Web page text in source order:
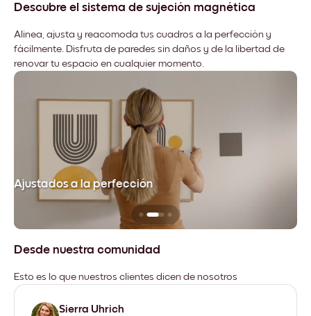
Descubre el sistema de sujeción magnética
Alinea, ajusta y reacomoda tus cuadros a la perfección y
fácilmente. Disfruta de paredes sin daños y de la libertad de
renovar tu espacio en cualquier momento.
Ajustados a la perfección
Desde nuestra comunidad
Esto es lo que nuestros clientes dicen de nosotros
Sierra Uhrich